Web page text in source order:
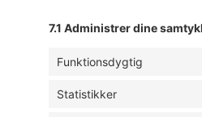
7.1 Administrer dine
Funktionsdygtig
Statistikker